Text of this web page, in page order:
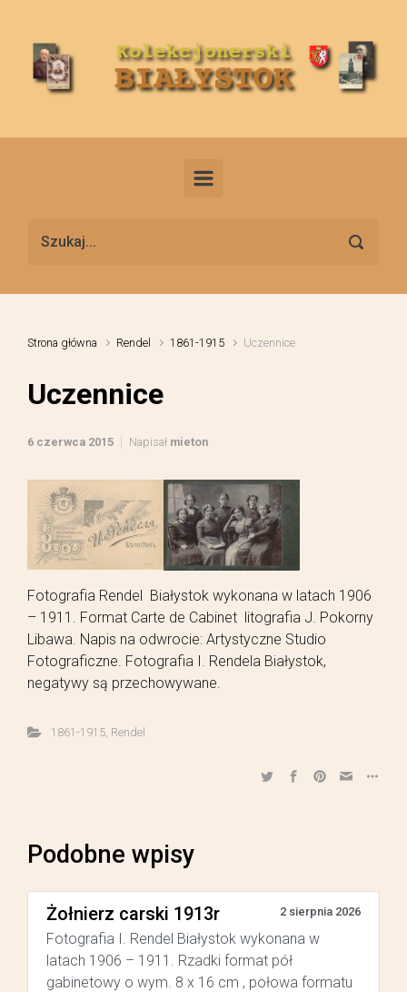
Strona główna Rendel 1861-1915 Uczennice
Uczennice
6 czerwca 2015 Napisał mieton
Fotografia Rendel Białystok wykonana w latach 1906
– 1911. Format Carte de Cabinet litografia J. Pokorny
Libawa. Napis na odwrocie: Artystyczne Studio
Fotograficzne. Fotografia I. Rendela Białystok,
negatywy są przechowywane.
1861-1915, Rendel
Podobne wpisy
Żołnierz carski 1913r 2 sierpnia 2026
Fotografia I. Rendel Białystok wykonana w
latach 1906 – 1911. Rzadki format pół
gabinetowy o wym. 8 x 16 cm , połowa formatu